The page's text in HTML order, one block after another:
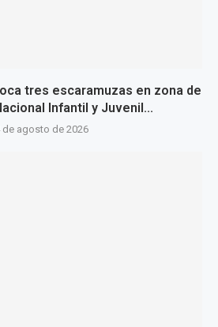
tres escaramuzas en zona de
Infantil y Juvenil...
de agosto de 2026